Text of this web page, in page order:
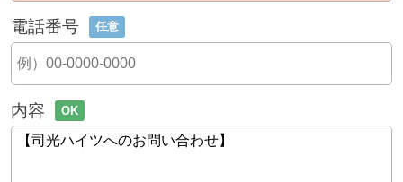
電話番号 任意
内容 OK